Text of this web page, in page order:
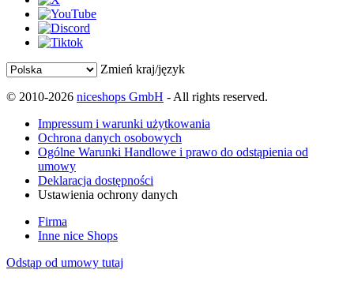
Zmień kraj/język
© 2010-2026 niceshops GmbH - All rights reserved.
Impressum i warunki użytkowania
Ochrona danych osobowych
Ogólne Warunki Handlowe i prawo do odstąpienia od
umowy
Deklaracja dostępności
Ustawienia ochrony danych
Firma
Inne nice Shops
Odstąp od umowy tutaj